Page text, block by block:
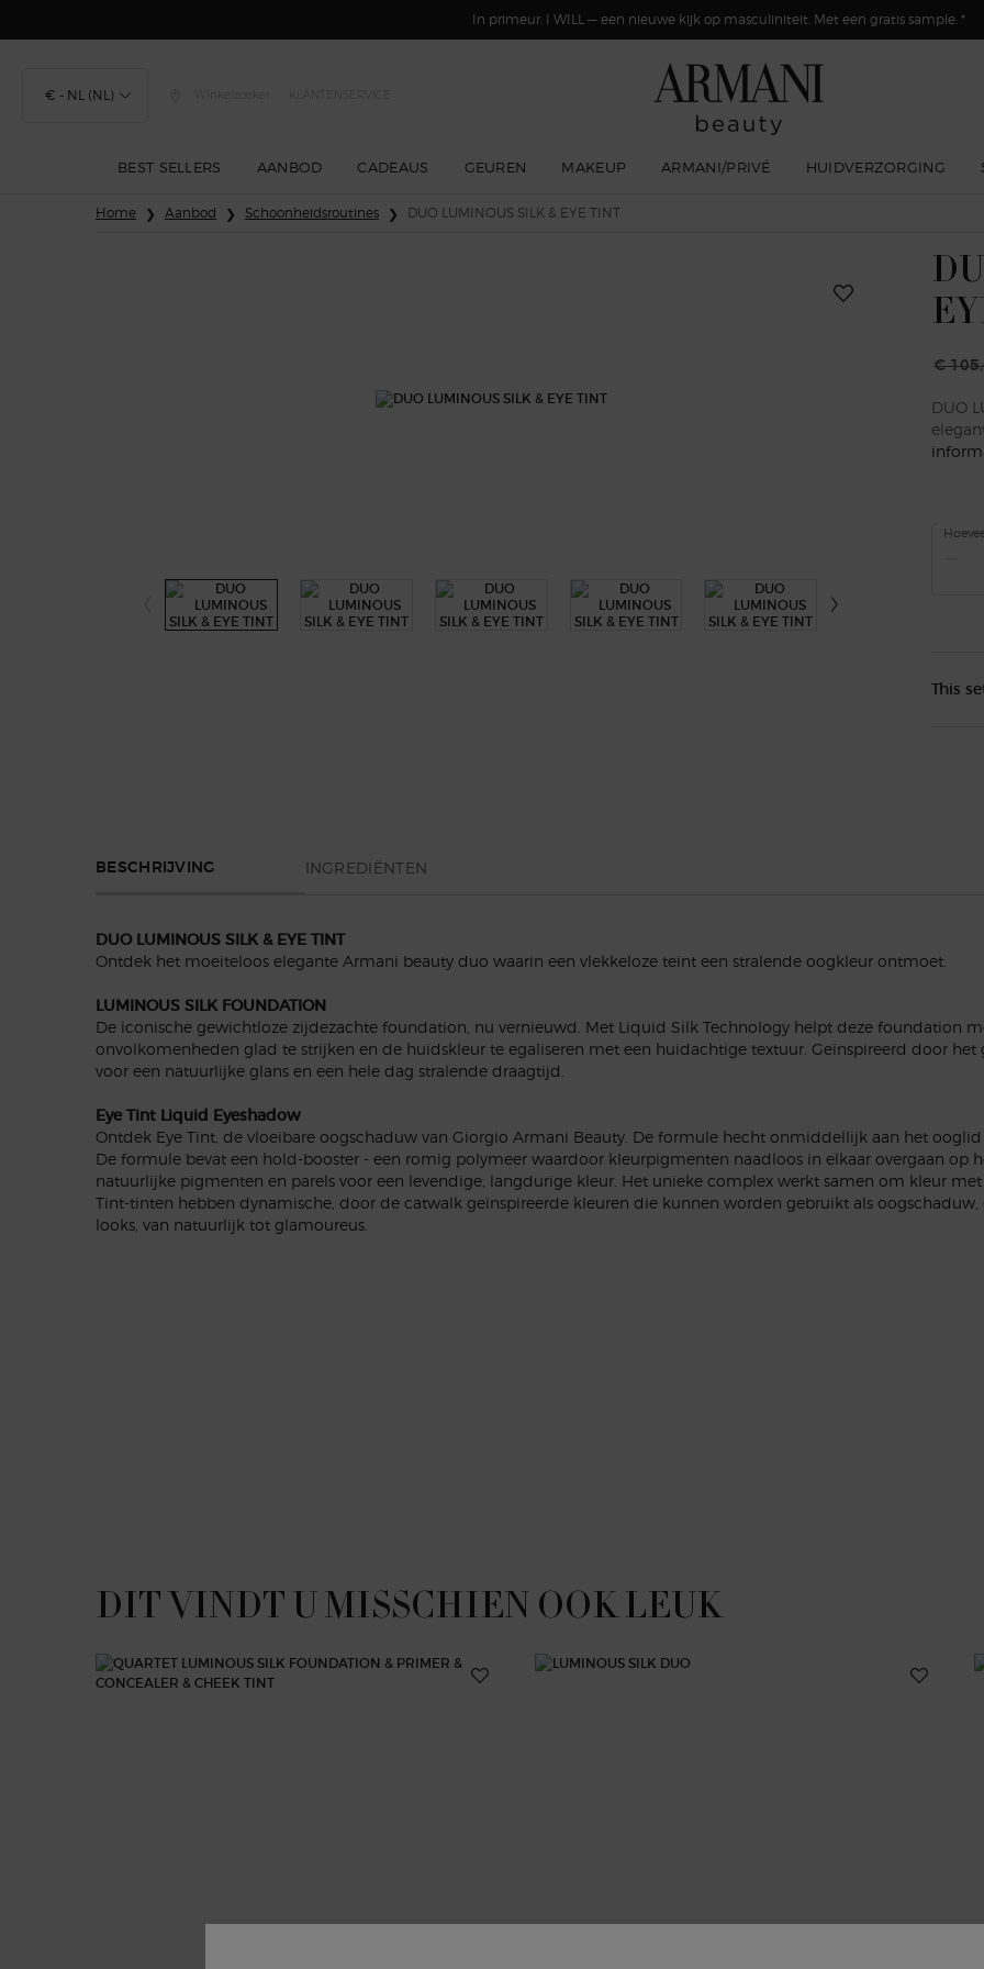
In primeur: I WILL — een nieuwe kijk op masculiniteit. Met een gratis sample. *
€ - NL (NL) Winkelzoeker KLANTENSERVICE
BEST SELLERS AANBOD CADEAUS GEUREN MAKEUP ARMANI/PRIVÉ HUIDVERZORGING
Home Aanbod Schoonheidsroutines DUO LUMINOUS SILK & EYE TINT
Oude
€
DUO
This
BESCHRIJVING INGREDIËNTEN
DUO LUMINOUS SILK & EYE TINT
Ontdek het moeiteloos elegante Armani beauty duo waarin een vlekkeloze teint een stralende oogkleur ontmoet.
LUMINOUS SILK FOUNDATION
De iconische gewichtloze zijdezachte foundation, nu vernieuwd. Met Liquid Silk Technology helpt deze foundation
onvolkomenheden glad te strijken en de huidskleur te egaliseren met een huidachtige textuur. Geïnspireerd door
voor een natuurlijke glans en een hele dag stralende draagtijd.
Eye Tint Liquid Eyeshadow
Ontdek Eye Tint, de vloeibare oogschaduw van Giorgio Armani Beauty. De formule hecht onmiddellijk aan het ooglid
De formule bevat een hold-booster - een romig polymeer waardoor kleurpigmenten naadloos in elkaar overgaan op
natuurlijke pigmenten en parels voor een levendige, langdurige kleur. Het unieke complex werkt samen om kleur
Tint-tinten hebben dynamische, door de catwalk geïnspireerde kleuren die kunnen worden gebruikt als oogschaduw,
looks, van natuurlijk tot glamoureus.
DIT VINDT U MISSCHIEN OOK LEUK